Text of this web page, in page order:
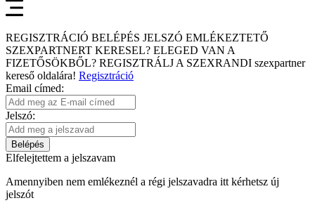
REGISZTRÁCIÓ BELÉPÉS JELSZÓ EMLÉKEZTETŐ
SZEXPARTNERT KERESEL? ELEGED VAN A
FIZETŐSÖKBŐL? REGISZTRÁLJ A SZEXRANDI szexpartner
kereső oldalára! Regisztráció
Email címed:
Jelszó:
Belépés
Elfelejtettem a jelszavam
Amennyiben nem emlékeznél a régi jelszavadra itt kérhetsz új
jelszót